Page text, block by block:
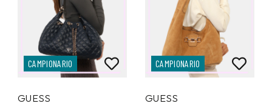
CAMPIONARIO
GUESS
CAMPIONARIO
GUESS